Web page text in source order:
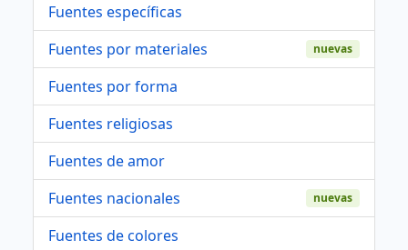
Fuentes específicas
Fuentes por materiales
nuevas
Fuentes por forma
Fuentes religiosas
Fuentes de amor
Fuentes nacionales
nuevas
Fuentes de colores